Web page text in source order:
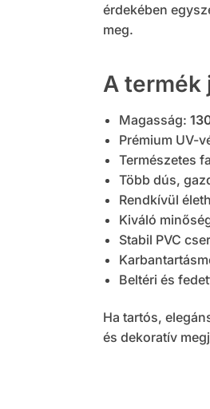
érdekében
meg.
A termék
Magasság:
Prémium UV-
Természetes
Több dús,
Rendkívül
Kiváló
Stabil PVC
Beltéri és
Ha tartós,
és dekoratív